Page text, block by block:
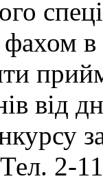
фахом
від
2-